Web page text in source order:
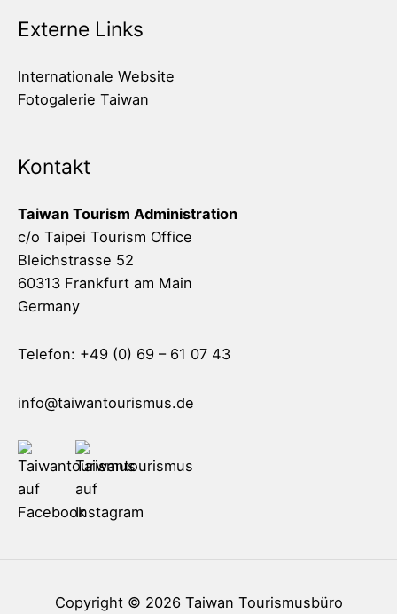
Externe Links
Internationale Website
Fotogalerie Taiwan
Kontakt
Taiwan Tourism Administration
c/o Taipei Tourism Office
Bleichstrasse 52
60313 Frankfurt am Main
Germany
Telefon: +49 (0) 69 – 61 07 43
info@taiwantourismus.de
Copyright © 2026 Taiwan Tourismusbüro